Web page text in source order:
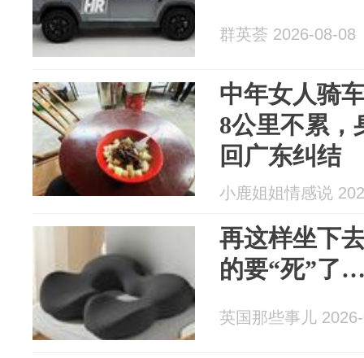
群英荟 2026-08-08
中年女人骑
8公里不累，
回广东纠结
小鹿姐姐情感说
再这样坐下
的要“死”了
英国那些事儿